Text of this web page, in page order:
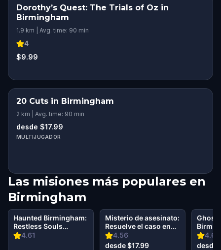
Dorothy’s Quest: The Trials of Oz in
Birmingham
1.9 km | Avg. time: 90 min
4
$9.99
20 Cuts in Birmingham
2 km | Avg. time: 90 min
desde $17.99
MULTIJUGADOR
Las misiones más populares en
Birmingham
4.61
Haunted Birmingham:
Restless Souls
Walking Tour &
4.56
Misterio de asesinato:
Resuelve el caso en
Birmingham
desde $17.99
4.67
Ghost
desde